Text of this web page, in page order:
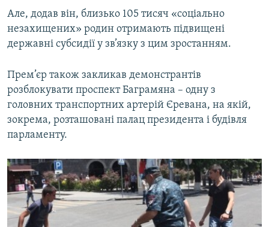
Але, додав він, близько 105 тисяч «соціально
незахищених» родин отримають підвищені
державні субсидії у зв’язку з цим зростанням.
Прем’єр також закликав демонстрантів
розблокувати проспект Баграмяна – одну з
головних транспортних артерій Єревана, на якій,
зокрема, розташовані палац президента і будівля
парламенту.